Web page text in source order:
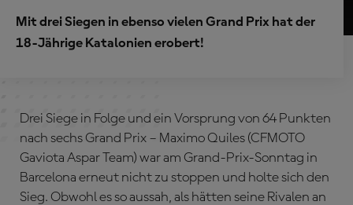
Mit drei Siegen in ebenso vielen Grand Prix hat der
18-Jährige Katalonien erobert!
Drei Siege in Folge und ein Vorsprung von 64 Punkten
nach sechs Grand Prix – Maximo Quiles (CFMOTO
Gaviota Aspar Team) war am Grand-Prix-Sonntag in
Barcelona erneut nicht zu stoppen und holte sich den
Sieg. Obwohl es so aussah, als hätten seine Rivalen an